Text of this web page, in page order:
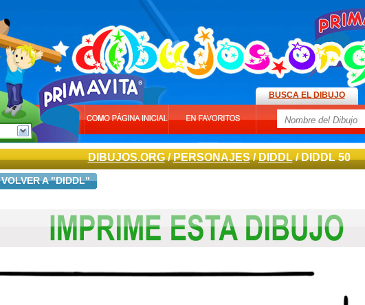
BUSCA EL DIBUJO
DIBUJOS.ORG/PERSONAJES/DIDDL/ DIDDL 50
VOLVER A "DIDDL"